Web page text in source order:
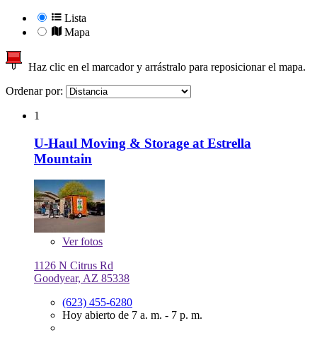
Lista
Mapa
Haz clic en el marcador y arrástralo para reposicionar el mapa.
Ordenar por:
1
U-Haul Moving & Storage at Estrella
Mountain
Verfotos
1126 N Citrus Rd
Goodyear, AZ 85338
(623) 455-6280
Hoy abierto de 7 a. m. - 7 p. m.